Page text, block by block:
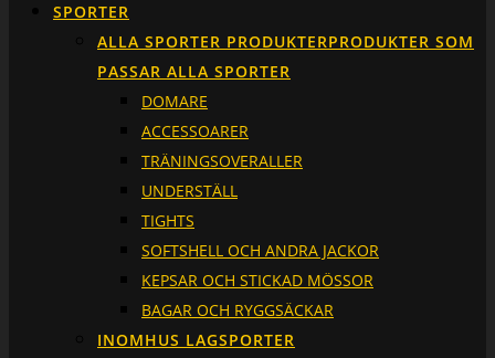
SPORTER
ALLA SPORTER PRODUKTERPRODUKTER SOM
PASSAR ALLA SPORTER
DOMARE
ACCESSOARER
TRÄNINGSOVERALLER
UNDERSTÄLL
TIGHTS
SOFTSHELL OCH ANDRA JACKOR
KEPSAR OCH STICKAD MÖSSOR
BAGAR OCH RYGGSÄCKAR
INOMHUS LAGSPORTER